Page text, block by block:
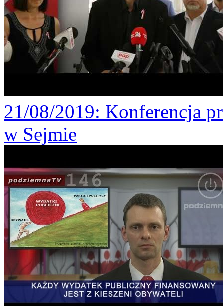
21/08/2019: Konferencja
w Sejmie